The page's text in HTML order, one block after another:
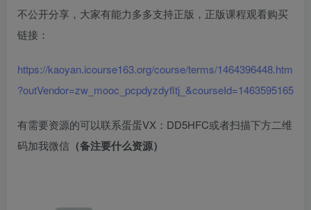
不公开分享，大家有能力多多支持正版，正版课程观看购买
链接：
https://kaoyan.icourse163.org/course/terms/1464396448.htm
?outVendor=zw_mooc_pcpdyzdyfltj_&courseId=1463595165
有需要资源的可以联系蛋蛋VX：DD5HFC或者扫描下方二维
码加我微信 （备注要什么资源）